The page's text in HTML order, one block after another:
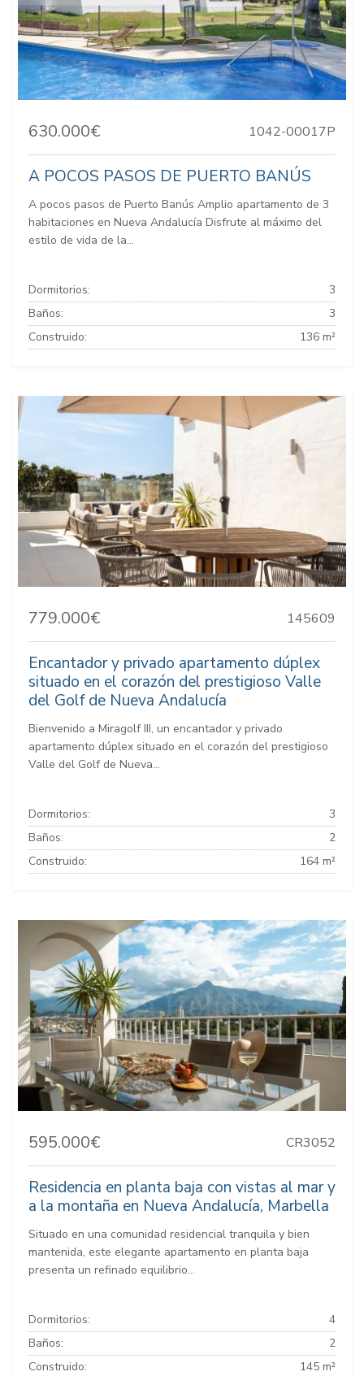
630.000€ 1042-00017P
A POCOS PASOS DE PUERTO BANÚS
A pocos pasos de Puerto Banús Amplio apartamento de 3
habitaciones en Nueva Andalucía Disfrute al máximo del
estilo de vida de la...
Dormitorios:
3
Baños:
3
Construido:
136 m²
779.000€ 145609
Encantador y privado apartamento dúplex
situado en el corazón del prestigioso Valle
del Golf de Nueva Andalucía
Bienvenido a Miragolf III, un encantador y privado
apartamento dúplex situado en el corazón del prestigioso
Valle del Golf de Nueva...
Dormitorios:
3
Baños:
2
Construido:
164 m²
595.000€ CR3052
Residencia en planta baja con vistas al mar y
a la montaña en Nueva Andalucía, Marbella
Situado en una comunidad residencial tranquila y bien
mantenida, este elegante apartamento en planta baja
presenta un refinado equilibrio...
Dormitorios:
4
Baños:
2
Construido:
145 m²